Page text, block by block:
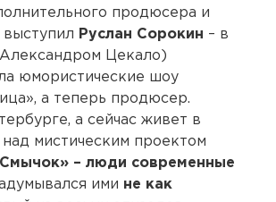
продюсера и
Руслан Сорокин – в
Цекало)
юмористические шоу
а теперь продюсер.
а сейчас живет в
мистическим проектом
– люди современные
ими не как